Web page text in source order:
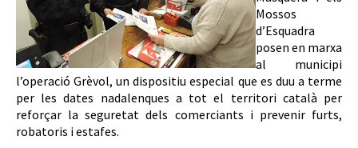
Mossos
d’Esquadra
posen en marxa
al municipi
l’operació Grèvol, un dispositiu especial que es duu a terme
per les dates nadalenques a tot el territori català per
reforçar la seguretat dels comerciants i prevenir furts,
robatoris i estafes.